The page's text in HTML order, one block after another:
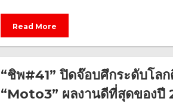
Read More
“ชิพ#41” ปิดจ๊อบศึกระดับโล
“Moto3” ผลงานดีที่สุดของปี